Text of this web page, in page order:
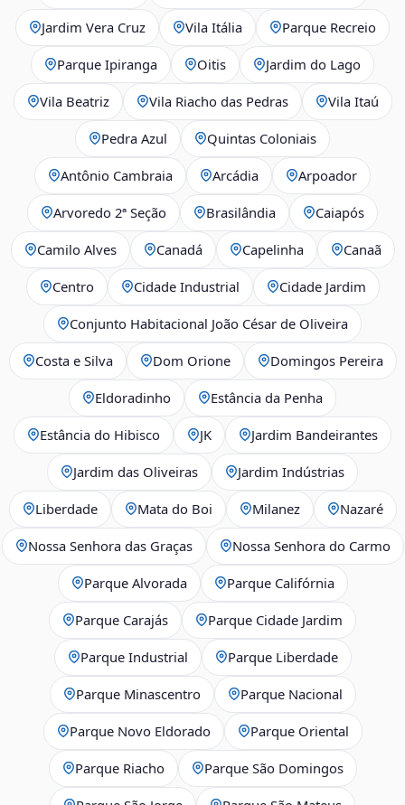
Jardim Vera Cruz Vila Itália Parque Recreio
Parque Ipiranga Oitis Jardim do Lago
Vila Beatriz Vila Riacho das Pedras Vila Itaú
Pedra Azul Quintas Coloniais
Antônio Cambraia Arcádia Arpoador
Arvoredo 2ª Seção Brasilândia Caiapós
Camilo Alves Canadá Capelinha Canaã
Centro Cidade Industrial Cidade Jardim
Conjunto Habitacional João César de Oliveira
Costa e Silva Dom Orione Domingos Pereira
Eldoradinho Estância da Penha
Estância do Hibisco JK Jardim Bandeirantes
Jardim das Oliveiras Jardim Indústrias
Liberdade Mata do Boi Milanez Nazaré
Nossa Senhora das Graças Nossa Senhora do Carmo
Parque Alvorada Parque Califórnia
Parque Carajás Parque Cidade Jardim
Parque Industrial Parque Liberdade
Parque Minascentro Parque Nacional
Parque Novo Eldorado Parque Oriental
Parque Riacho Parque São Domingos